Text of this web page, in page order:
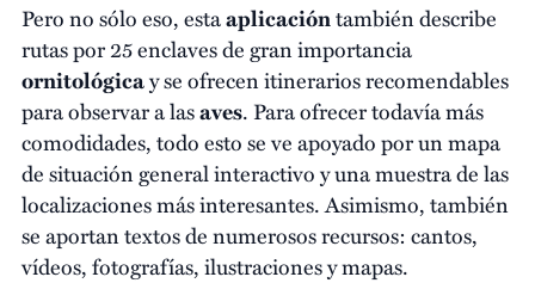
Pero no sólo eso, estaaplicacióntambién describe
rutas por 25 enclaves de gran importancia
ornitológicay se ofrecen itinerarios recomendables
para observar a lasaves. Para ofrecer todavía más
comodidades, todo esto se ve apoyado por un mapa
de situación general interactivo y una muestra de las
localizaciones más interesantes. Asimismo, también
se aportan textos de numerosos recursos: cantos,
vídeos, fotografías, ilustraciones y mapas.